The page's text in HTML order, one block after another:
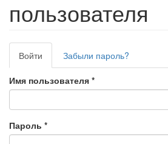
пользователя
Главные
вкладки
Войти (активная
вкладка)
Забыли пароль?
Имя пользователя *
Пароль *